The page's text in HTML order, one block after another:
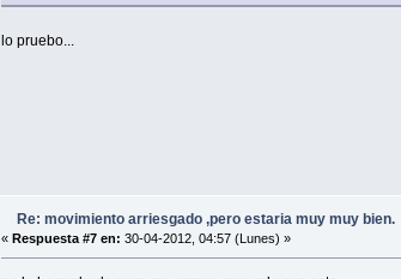
lo pruebo...
Re: movimiento arriesgado ,pero estaria muy muy bien.
«Respuesta #7 en: 30-04-2012, 04:57 (Lunes) »